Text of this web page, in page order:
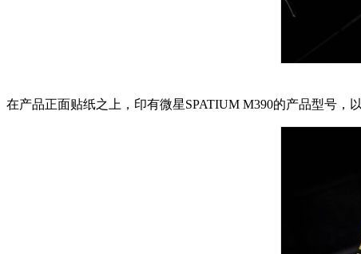
在产品正面贴纸之上，印有微星SPATIUM M390的产品型号，